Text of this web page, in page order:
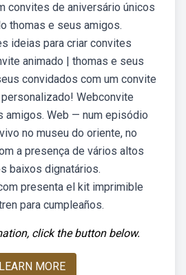
convites de aniversário únicos
thomas e seus amigos.
ideias para criar convites
animado | thomas e seus
convidados com um convite
Webconvite
amigos. Web — num episódio
no museu do oriente, no
a presença de vários altos
baixos dignatários.
presenta el kit imprimible
para cumpleaños.
click the button below.
LEARN MORE